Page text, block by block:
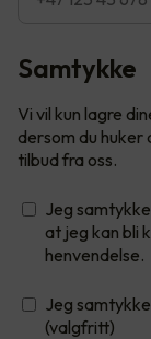
Samtykke
Vi vil kun lagre
dersom du
tilbud fra oss.
Jeg
at jeg kan bli
henvendelse.
Jeg
(valgfritt)